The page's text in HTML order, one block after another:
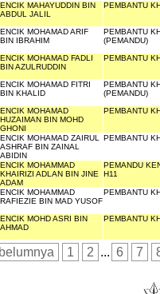
ENCIK MAHAYUDDIN BIN
ABDUL JALIL
PEMBANTU
ENCIK MOHAMAD ARIF
BIN IBRAHIM
PEMBANTU
(PEMANDU)
ENCIK MOHAMAD FADLI
BIN AZULRUDDIN
PEMBANTU
ENCIK MOHAMAD FITRI
BIN KHALID
PEMBANTU
(PEMANDU)
ENCIK MOHAMAD
HUZAIMAN BIN MOHD
GHONI
PEMBANTU
ENCIK MOHAMAD ZAIRUL
ASHRAF BIN ZAINAL
ABIDIN
PEMBANTU
ENCIK MOHAMMAD
KHAIRIZI ADLAN BIN JINE
ADAM
PEMANDU
H11
ENCIK MOHAMMAD
RAFIEZIE BIN MAD YUSOF
PEMBANTU
ENCIK MOHD ASRI BIN
AHMAD
PEMBANTU
1 2 ... 6 7